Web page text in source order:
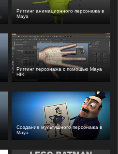
Риггинг анимационного персонажа в
Maya
Риггинг персонажа с помощью Maya
HIK
Создание мультяшного персонажа в
Maya